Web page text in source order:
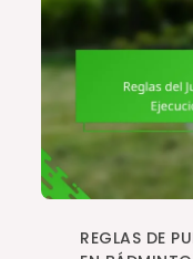
REGLAS DE